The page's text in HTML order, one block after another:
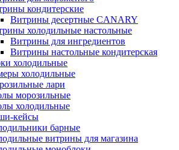
кондитерские
Витрины десертные CANARY
холодильные настольные
Витрины для ингредиентов
Витрины настольные кондитерская
холодильные
холодильные
лари
морозильные
холодильные
кейсы
барные
витрины для магазина